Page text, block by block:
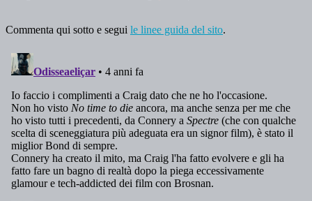
Commenta qui sotto e segui le linee guida del sito.